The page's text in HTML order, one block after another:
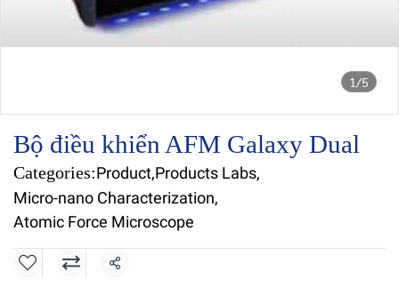
1/5
Bộ điều khiển AFM Galaxy Dual
Categories:Product,Products Labs,
Micro-nano Characterization,
Atomic Force Microscope
Share